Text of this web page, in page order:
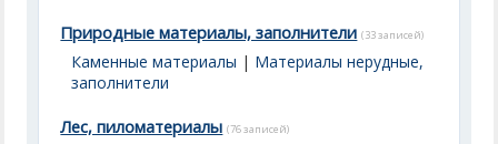
Природные материалы, заполнители (33 записей)
Каменные материалы | Материалы нерудные,
заполнители
Лес, пиломатериалы (76 записей)